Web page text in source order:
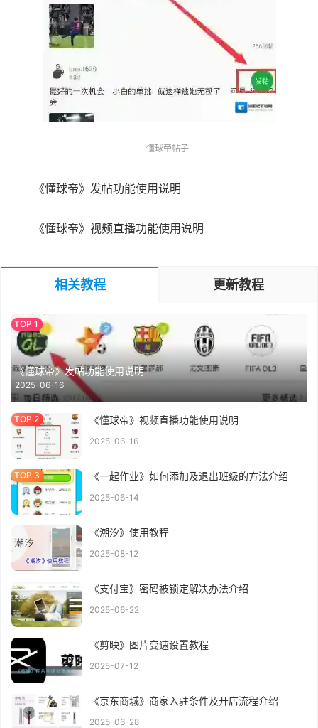
懂球帝帖子
《懂球帝》发帖功能使用说明
《懂球帝》视频直播功能使用说明
相关教程 更新教程
《懂球帝》发帖功能使用说明
2025-06-16
《懂球帝》视频直播功能使用说明
2025-06-16
《一起作业》如何添加及退出班级的方法介绍
2025-06-14
《潮汐》使用教程
2025-08-12
《支付宝》密码被锁定解决办法介绍
2025-06-22
《剪映》图片变速设置教程
2025-07-12
《京东商城》商家入驻条件及开店流程介绍
2025-06-28